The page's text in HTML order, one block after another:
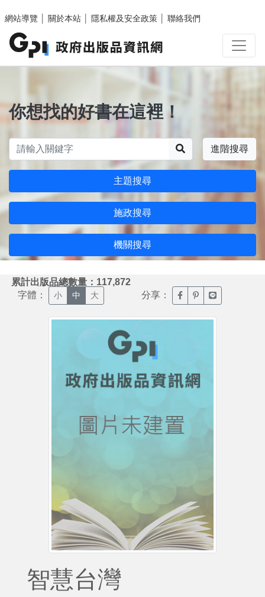
網站導覽
關於本站 隱私權及安全政策 聯絡我們
你想找的好書在這裡！
進階搜尋
主題搜尋
施政搜尋
機關搜尋
累計出版品總數量：117,872
字體： 小 中 大 分享： 臉書分享(另開新視窗)
噗浪分享(另開新
Line分享(另
智慧台灣